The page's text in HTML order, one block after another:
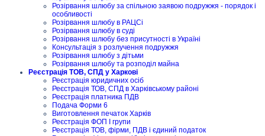
Розірвання шлюбу за спільною заявою подружжя - порядок і
особливості
Розірвання шлюбу в РАЦСі
Розірвання шлюбу в суді
Розірвання шлюбу без присутності в Україні
Консультація з розлучення подружжя
Розірвання шлюбу з дітьми
Розірвання шлюбу та розподіл майна
Реєстрація ТОВ, СПД у Харкові
Реєстрація юридичних осіб
Реєстрація ТОВ, СПД в Харківському районі
Реєстрація платника ПДВ
Подача Форми 6
Виготовлення печаток Харків
Реєстрація ФОП I групи
Реєстрація ТОВ, фірми, ПДВ і єдиний податок